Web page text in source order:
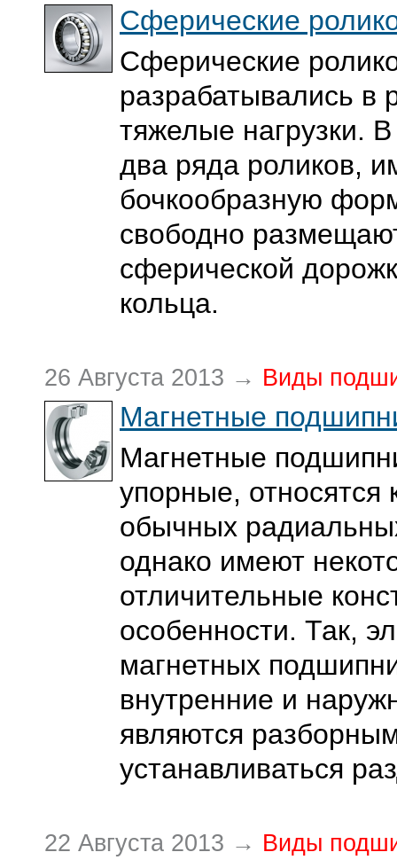
Сферические
Сферические
разрабатывались в
тяжелые нагрузки.
два ряда роликов,
бочкообразную
свободно
сферической
кольца.
26 Августа 2013 → Виды
Магнетные
Магнетные
упорные, относятся
обычных
однако имеют
отличительные
особенности. Так,
магнетных
внутренние и
являются
устанавливаться
22 Августа 2013 → Виды